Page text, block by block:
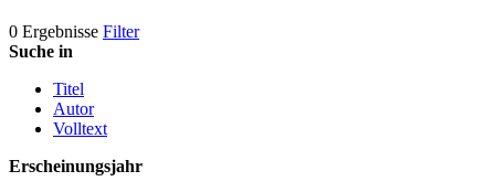
0 Ergebnisse Filter
Suche in
Titel
Autor
Volltext
Erscheinungsjahr